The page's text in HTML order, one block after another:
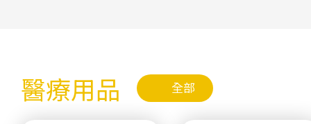
醫療用品 全部